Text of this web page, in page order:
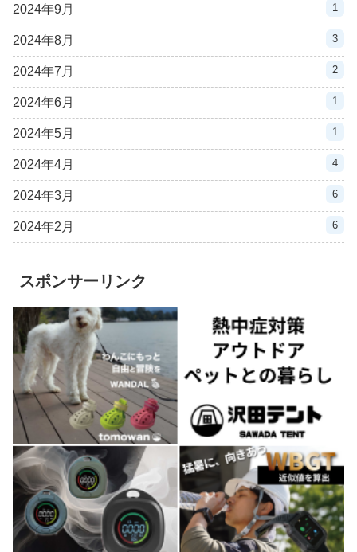
2024年9月 1
2024年8月 3
2024年7月 2
2024年6月 1
2024年5月 1
2024年4月 4
2024年3月 6
2024年2月 6
スポンサーリンク